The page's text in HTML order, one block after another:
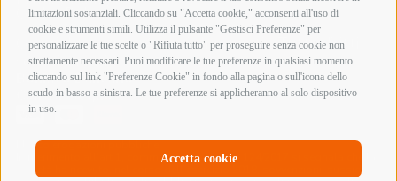
limitazioni sostanziali. Cliccando su "Accetta cookie," acconsenti all'uso di
cookie e strumenti simili. Utilizza il pulsante "Gestisci Preferenze" per
personalizzare le tue scelte o "Rifiuta tutto" per proseguire senza cookie non
strettamente necessari. Puoi modificare le tue preferenze in qualsiasi momento
cliccando sul link "Preferenze Cookie" in fondo alla pagina o sull'icona dello
scudo in basso a sinistra. Le tue preferenze si applicheranno al solo dispositivo
in uso.
Accetta cookie
Cookie Policy
Copyright @ 2026 Armeria Innocenti - Tutti i diritti
sono riservati
Bonifico Bancario
Contrassegno
Elenco erogazioni pubbliche
In riferimento all’art 1, comma 125 bis, Legge 124/2017 si segnala che la
società ha ricevuto, nel corso dell’esercizio 2018, sovvenzioni, sussidi,